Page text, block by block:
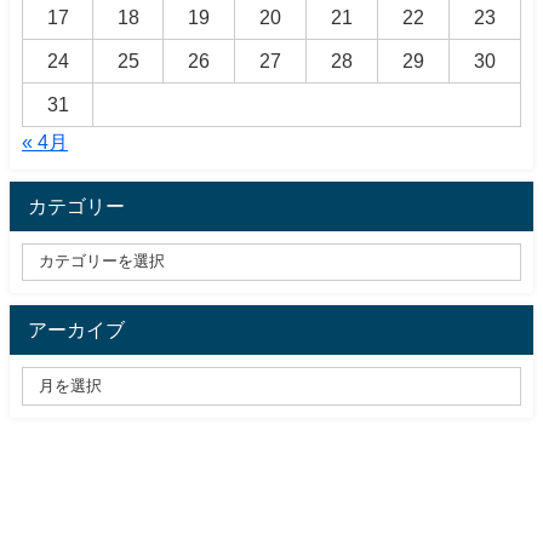
17 18 19 20 21 22 23
24 25 26 27 28 29 30
31
« 4月
カテゴリー
アーカイブ